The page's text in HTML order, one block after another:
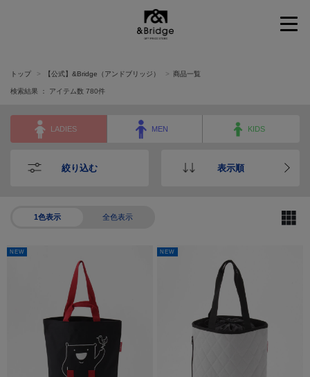
トップ 【公式】&Bridge（アンドブリッジ） 商品一覧
検索結果 ： アイテム数 780件
LADIES MEN KIDS
絞り込む 表示順
1色表示 全色表示
NEW NEW